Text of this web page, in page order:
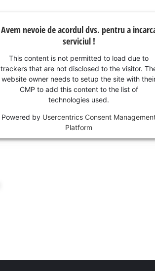
Avem nevoie de acordul dvs. pentru a
serviciul !
This content is not permitted to load due to
trackers that are not disclosed to the visitor.
website owner needs to setup the site with
CMP to add this content to the list of
technologies used.
Powered by Usercentrics Consent
Platform